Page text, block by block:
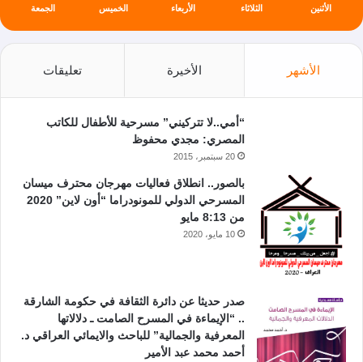
الأثنين الثلاثاء الأربعاء الخميس الجمعة
الأشهر الأخيرة تعليقات
“أمي..لا تتركيني” مسرحية للأطفال للكاتب
المصري: مجدي محفوظ
20 سبتمبر، 2015
بالصور.. انطلاق فعاليات مهرجان محترف ميسان
المسرحي الدولي للمونودراما “أون لاين” 2020
من 8:13 مايو
10 مايو، 2020
صدر حديثا عن دائرة الثقافة في حكومة الشارقة
.. “الإيماءة في المسرح الصامت ـ دلالاتها
المعرفية والجمالية” للباحث والايمائي العراقي د.
أحمد محمد عبد الأمير